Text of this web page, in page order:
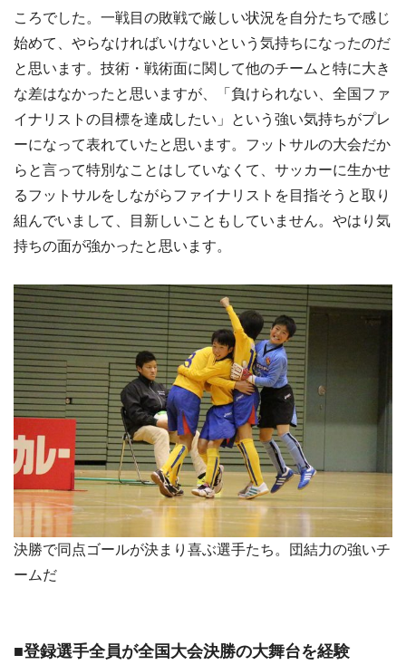
ころでした。一戦目の敗戦で厳しい状況を自分たちで感じ
始めて、やらなければいけないという気持ちになったのだ
と思います。技術・戦術面に関して他のチームと特に大き
な差はなかったと思いますが、「負けられない、全国ファ
イナリストの目標を達成したい」という強い気持ちがプレ
ーになって表れていたと思います。フットサルの大会だか
らと言って特別なことはしていなくて、サッカーに生かせ
るフットサルをしながらファイナリストを目指そうと取り
組んでいまして、目新しいこともしていません。やはり気
持ちの面が強かったと思います。
決勝で同点ゴールが決まり喜ぶ選手たち。団結力の強いチ
ームだ
■登録選手全員が全国大会決勝の大舞台を経験